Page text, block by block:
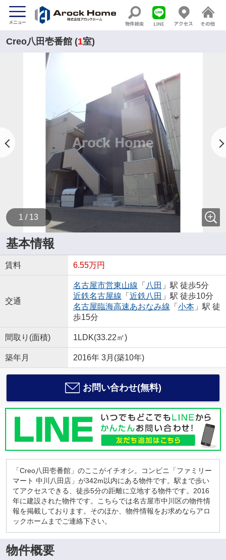
Creo八田壱番館 (1室)
1 / 13
基本情報
賃料 6.55万円
交通
名古屋市営東山線 「 八田 」駅 徒歩5分
近鉄名古屋線 「 近鉄八田 」駅 徒歩10分
名古屋臨海高速あおなみ線 「 小本」駅 徒
歩15分
間取り(面積) 1LDK(33.22㎡)
築年月 2016年 3月(築10年)
お問い合わせ(無料)
「Creo八田壱番館」のここがイチオシ。コンビニ「ファミリー
マート 中川八田店」が342m以内にある物件です。駅まで歩い
てアクセスできる、徒歩5分の距離に立地する物件です。2016
年に建設された物件です。こちらでは名古屋市中川区の物件情
報を掲載しております。そのほか、物件情報をお求めならアロ
ックホームまでご連絡下さい。
物件概要